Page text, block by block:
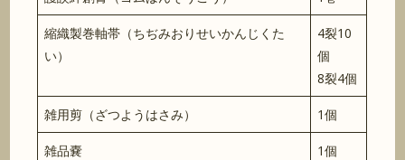
縮織製巻軸帯（ちぢみおりせいかんじくた
い）
4裂10
個
8裂4個
雑用剪（ざつようはさみ） 1個
雑品嚢 1個